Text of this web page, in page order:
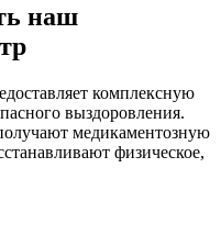
наш
комплексную
выздоровления.
медикаментозную
физическое,